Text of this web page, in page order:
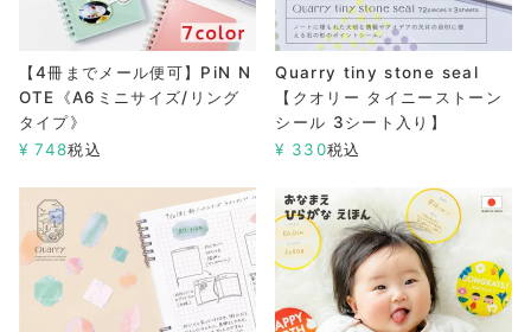
【4冊までメール便可】PiN N
OTE《A6ミニサイズ/リング
タイプ》
¥ 748税込
Quarry tiny stone seal
【クオリー タイニーストーン
シール 3シート入り】
¥ 330税込